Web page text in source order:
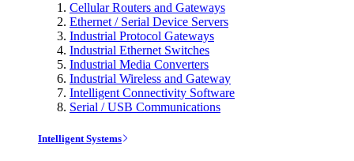
Cellular Routers and Gateways
Ethernet / Serial Device Servers
Industrial Protocol Gateways
Industrial Ethernet Switches
Industrial Media Converters
Industrial Wireless and Gateway
Intelligent Connectivity Software
Serial / USB Communications
Intelligent Systems